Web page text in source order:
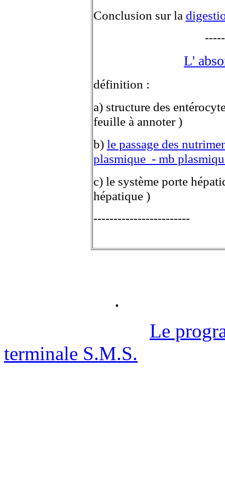
Conclusion sur la
L'
définition :
a) structure des
feuille à annoter )
b) le passage des
plasmique - mb
c) le système porte
hépatique )
------------------------
.
Le
terminale S.M.S.